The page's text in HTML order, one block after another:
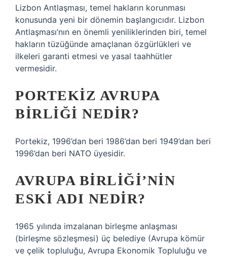
Lizbon Antlaşması, temel hakların korunması
konusunda yeni bir dönemin başlangıcıdır. Lizbon
Antlaşması’nın en önemli yeniliklerinden biri, temel
hakların tüzüğünde amaçlanan özgürlükleri ve
ilkeleri garanti etmesi ve yasal taahhütler
vermesidir.
PORTEKIZ AVRUPA
BIRLIĞI NEDIR?
Portekiz, 1996’dan beri 1986’dan beri 1949’dan beri
1996’dan beri NATO üyesidir.
AVRUPA BIRLIĞI’NIN
ESKI ADI NEDIR?
1965 yılında imzalanan birleşme anlaşması
(birleşme sözleşmesi) üç belediye (Avrupa kömür
ve çelik topluluğu, Avrupa Ekonomik Topluluğu ve